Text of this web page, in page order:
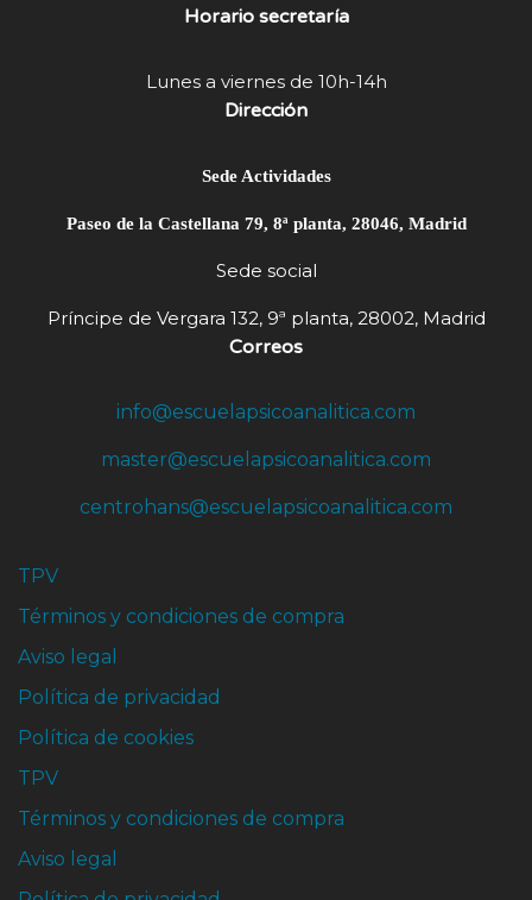
Horario secretaría
Lunes a viernes de 10h-14h
Dirección
Sede Actividades
Paseo de la Castellana 79, 8ª planta, 28046, Madrid
Sede social
Príncipe de Vergara 132, 9ª planta, 28002, Madrid
Correos
info@escuelapsicoanalitica.com
master@escuelapsicoanalitica.com
centrohans@escuelapsicoanalitica.com
TPV
Términos y condiciones de compra
Aviso legal
Política de privacidad
Política de cookies
TPV
Términos y condiciones de compra
Aviso legal